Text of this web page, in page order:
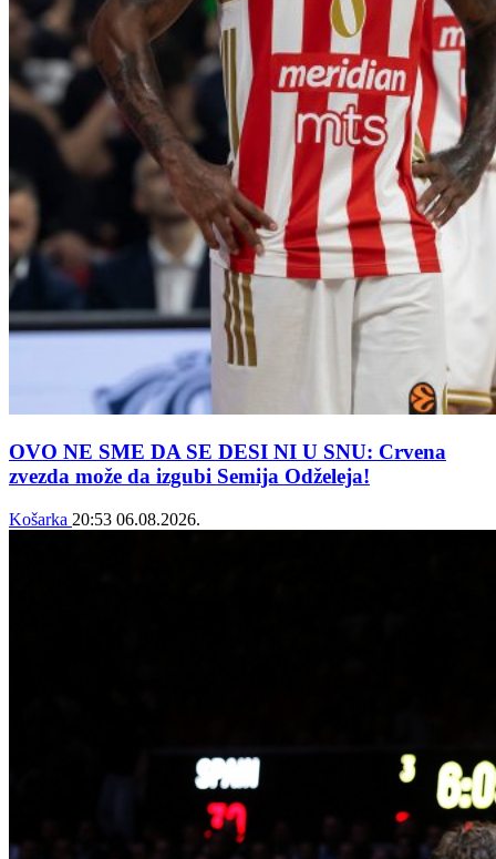
OVO NE SME DA SE DESI NI U SNU: Crvena
zvezda može da izgubi Semija Odželeja!
Košarka 20:53 06.08.2026.